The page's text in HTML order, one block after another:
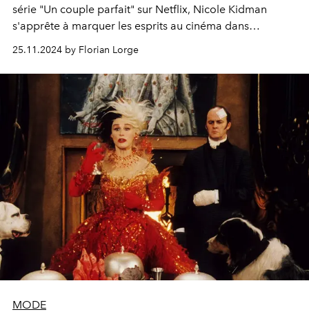
série "Un couple parfait" sur Netflix, Nicole Kidman
s'apprête à marquer les esprits au cinéma dans
faire sensation. Voici tout ce qu’il faut savoir avant sa
sortie en salles, prévue pour le 15 janvier prochain.
25.11.2024 by Florian Lorge
MODE